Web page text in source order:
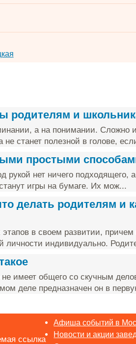
родителям и
а на понимании. Сложно
станет полезной в голове,
простыми
нет ничего подходящего, а
игры на бумаге. Их мож...
делать родителям и
в своем развитии,
личности индивидуально.
имеет общего со скучным
деле предназначен он в
ссылка
Афиша событий в
Новости и акции